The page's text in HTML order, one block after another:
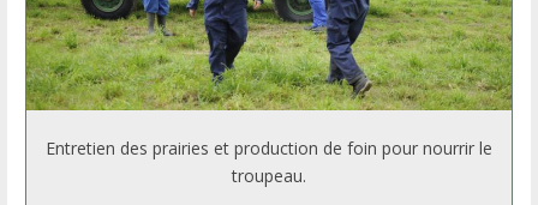
Entretien des prairies et production de foin pour nourrir le
troupeau.